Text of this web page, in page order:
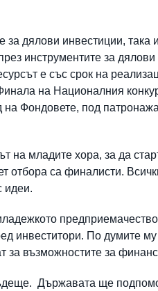
дялови инвестиции, така
инструментите за
е със срок на
на Националния
на Фондовете, под
на младите хора, за да
отбора са финалисти.
идеи.
инвеститори. По думите
възможностите за
Държавата ще